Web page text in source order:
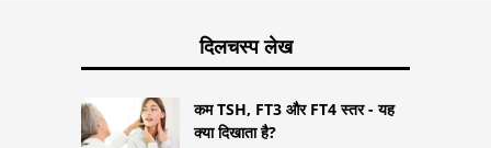
दिलचस्प लेख
कम TSH, FT3 और FT4 स्तर - यह
क्या दिखाता है?